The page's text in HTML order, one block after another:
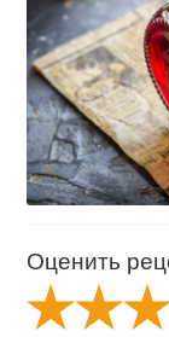
Оценить